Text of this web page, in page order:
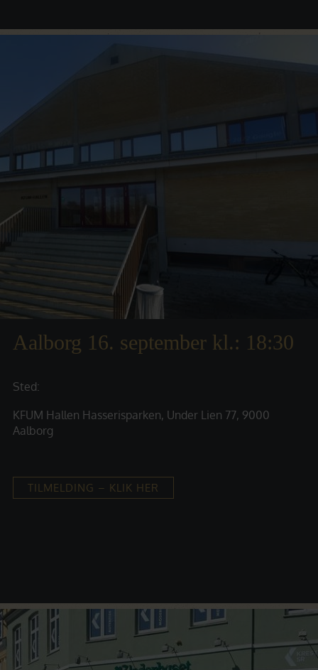
Aalborg 16. september kl.: 18:30
Sted:
​​KFUM Hallen Hasserisparken, ​Under Lien 77, 9000
Aalborg
TILMELDING – KLIK HER